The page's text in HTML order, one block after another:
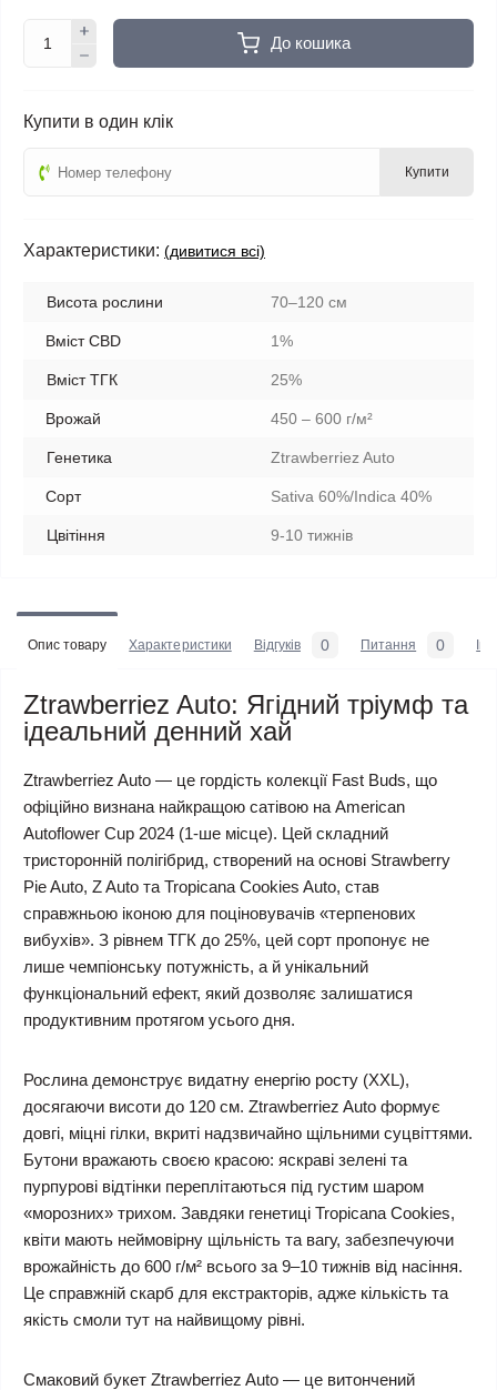
До кошика
Купити в один клік
Купити
Характеристики: (дивитися всі)
Висота рослини 70–120 см
Вміст CBD 1%
Вміст ТГК 25%
Врожай 450 – 600 г/м²
Генетика Ztrawberriez Auto
Сорт Sativa 60%/Indica 40%
Цвітіння 9-10 тижнів
Опис товару Характеристики Відгуків 0 Питання 0
Ztrawberriez Auto: Ягідний тріумф та
ідеальний денний хай
Ztrawberriez Auto — це гордість колекції Fast Buds, що
офіційно визнана найкращою сатівою на American
Autoflower Cup 2024 (1-ше місце). Цей складний
тристоронній полігібрид, створений на основі Strawberry
Pie Auto, Z Auto та Tropicana Cookies Auto, став
справжньою іконою для поціновувачів «терпенових
вибухів». З рівнем ТГК до 25%, цей сорт пропонує не
лише чемпіонську потужність, а й унікальний
функціональний ефект, який дозволяє залишатися
продуктивним протягом усього дня.
Рослина демонструє видатну енергію росту (XXL),
досягаючи висоти до 120 см. Ztrawberriez Auto формує
довгі, міцні гілки, вкриті надзвичайно щільними суцвіттями.
Бутони вражають своєю красою: яскраві зелені та
пурпурові відтінки переплітаються під густим шаром
«морозних» трихом. Завдяки генетиці Tropicana Cookies,
квіти мають неймовірну щільність та вагу, забезпечуючи
врожайність до 600 г/м² всього за 9–10 тижнів від насіння.
Це справжній скарб для екстракторів, адже кількість та
якість смоли тут на найвищому рівні.
Смаковий букет Ztrawberriez Auto — це витончений